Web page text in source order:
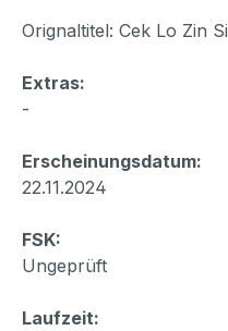
Orignaltitel: Cek Lo Zin Si
Extras:
-
Erscheinungsdatum:
22.11.2024
FSK:
Ungeprüft
Laufzeit: